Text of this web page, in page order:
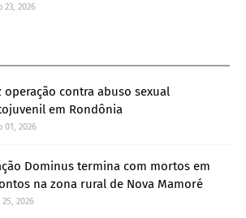
23, 2026
operação contra abuso sexual
em Rondônia
01, 2026
Dominus termina com mortos em
na zona rural de Nova Mamoré
25, 2026